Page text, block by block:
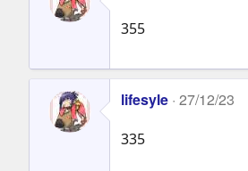
355
lifesyle 27/12/23
335